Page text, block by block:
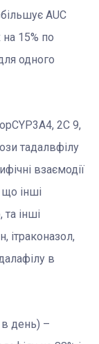
AUC
на 15% по
одного
2С 9,
тадалвфілу
взаємодії
інші
та інші
ітраконазол,
в
в день) –